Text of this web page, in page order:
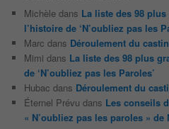
Michèle dans La liste des 98
l’histoire de ‘N’oubliez pas les
Marc dans Déroulement du
Mimi dans La liste des 98 plus
de ‘N’oubliez pas les Paroles’
Hubac dans Déroulement du
Éternel Prévu dans Les conseils
« N’oubliez pas les paroles » de